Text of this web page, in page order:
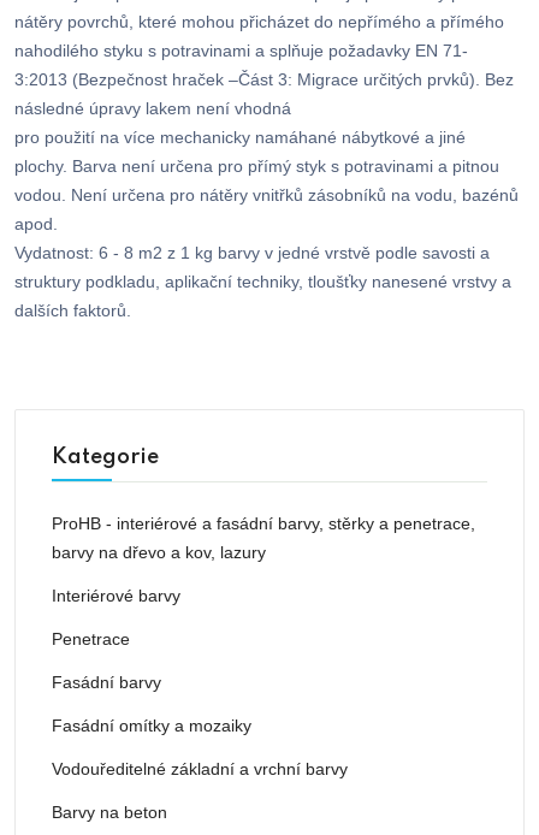
nátěry povrchů, které mohou přicházet do nepřímého a přímého
nahodilého styku s potravinami a splňuje požadavky EN 71-
3:2013 (Bezpečnost hraček –Část 3: Migrace určitých prvků). Bez
následné úpravy lakem není vhodná
pro použití na více mechanicky namáhané nábytkové a jiné
plochy. Barva není určena pro přímý styk s potravinami a pitnou
vodou. Není určena pro nátěry vnitřků zásobníků na vodu, bazénů
apod.
Vydatnost: 6 - 8 m2 z 1 kg barvy v jedné vrstvě podle savosti a
struktury podkladu, aplikační techniky, tloušťky nanesené vrstvy a
dalších faktorů.
Kategorie
ProHB - interiérové a fasádní barvy, stěrky a penetrace,
barvy na dřevo a kov, lazury
Interiérové barvy
Penetrace
Fasádní barvy
Fasádní omítky a mozaiky
Vodouředitelné základní a vrchní barvy
Barvy na beton